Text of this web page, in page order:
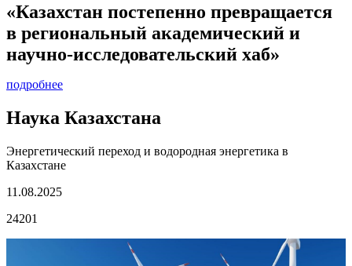
«Казахстан постепенно превращается
в региональный академический и
научно-исследовательский хаб»
подробнее
Наука Казахстана
Энергетический переход и водородная энергетика в
Казахстане
11.08.2025
24201